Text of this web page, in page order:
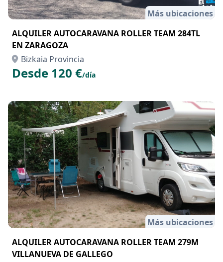
Más ubicaciones
ALQUILER AUTOCARAVANA ROLLER TEAM 284TL
EN ZARAGOZA
Bizkaia Provincia
Desde 120 €/día
Más ubicaciones
ALQUILER AUTOCARAVANA ROLLER TEAM 279M
VILLANUEVA DE GALLEGO